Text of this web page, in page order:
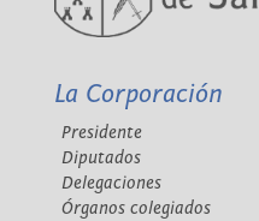
La Corporación
Presidente
Diputados
Delegaciones
Órganos colegiados